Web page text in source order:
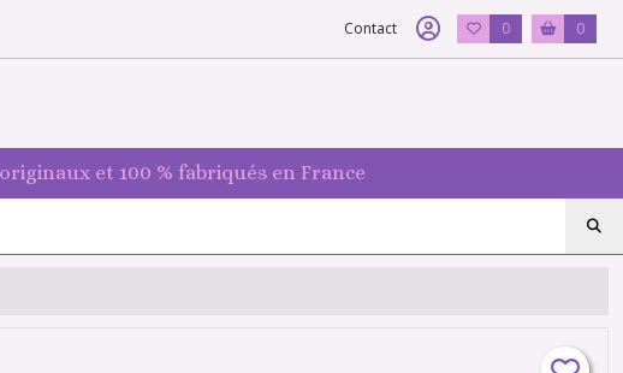
Contact 0 0
et 100 % fabriqués en France